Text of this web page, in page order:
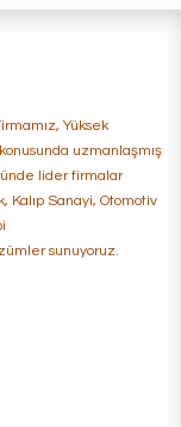
Yüksek
uzmanlaşmış
lider firmalar
Kalıp Sanayi, Otomotiv
sunuyoruz.